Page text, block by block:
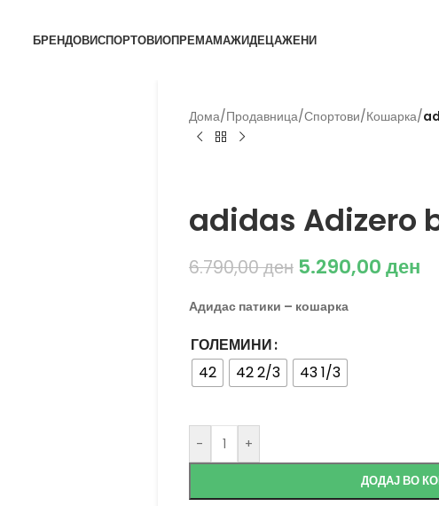
БРЕНДОВИСПОРТОВИОПРЕМАМАЖИДЕЦАЖЕНИ
Дома/Продавница/Спортови/Кошарка/
adidas Adizero
6.790,00ден 5.290,00ден
Адидас патики – кошарка
ГОЛЕМИНИ
42
42 2/3 43 1/3
- +
ДОДАЈ ВО